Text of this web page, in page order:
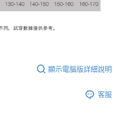
顯示電腦版詳細說明
客服